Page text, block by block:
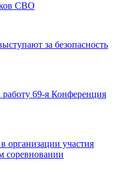
СВО
за безопасность
69-я Конференция
организации участия
соревновании